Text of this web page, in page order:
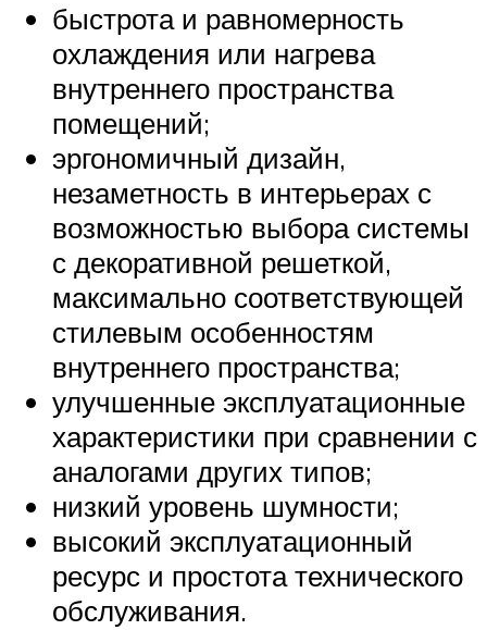
быстрота и равномерность
охлаждения или нагрева
внутреннего пространства
помещений;
эргономичный дизайн,
незаметность в интерьерах с
возможностью выбора системы
с декоративной решеткой,
максимально соответствующей
стилевым особенностям
внутреннего пространства;
улучшенные эксплуатационные
характеристики при сравнении с
аналогами других типов;
низкий уровень шумности;
высокий эксплуатационный
ресурс и простота технического
обслуживания.